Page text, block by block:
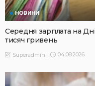
НОВИНИ
Середня зарплата на
тисяч гривень
Superadmin 04.08.2026